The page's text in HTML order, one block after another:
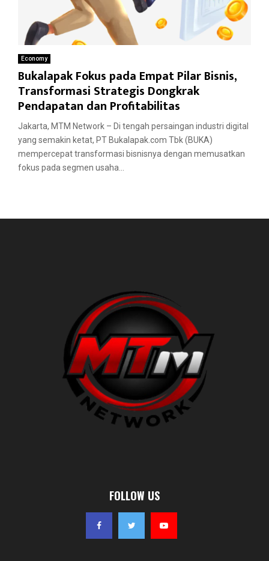
Economy
Bukalapak Fokus pada Empat Pilar Bisnis,
Transformasi Strategis Dongkrak
Pendapatan dan Profitabilitas
Jakarta, MTM Network – Di tengah persaingan industri digital
yang semakin ketat, PT Bukalapak.com Tbk (BUKA)
mempercepat transformasi bisnisnya dengan memusatkan
fokus pada segmen usaha...
FOLLOW US